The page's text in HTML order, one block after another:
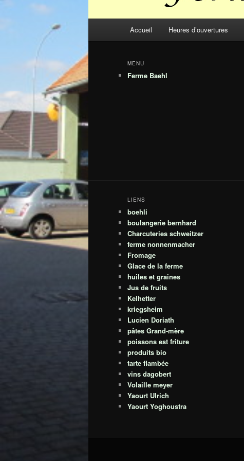
Accueil Heures d’ouvertures
MENU
Ferme Baehl
LIENS
boehli
boulangerie bernhard
Charcuteries schweitzer
ferme nonnenmacher
Fromage
Glace de la ferme
huiles et graines
Jus de fruits
Kelhetter
kriegsheim
Lucien Doriath
pâtes Grand-mère
poissons est friture
produits bio
tarte flambée
vins dagobert
Volaille meyer
Yaourt Ulrich
Yaourt Yoghoustra